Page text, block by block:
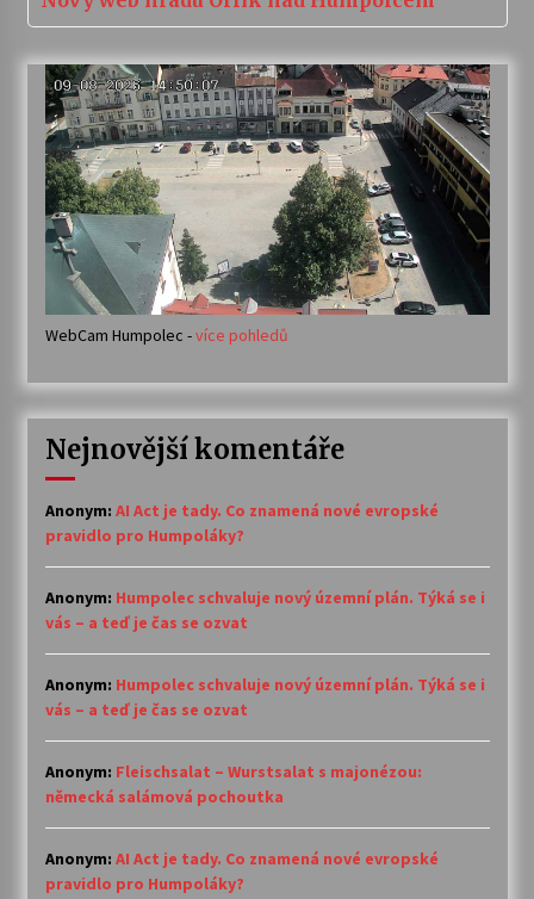
WebCam Humpolec -více pohledů
Nejnovější komentáře
Anonym: AI Act je tady. Co znamená nové evropské
pravidlo pro Humpoláky?
Anonym: Humpolec schvaluje nový územní plán. Týká se i
vás – a teď je čas se ozvat
Anonym: Humpolec schvaluje nový územní plán. Týká se i
vás – a teď je čas se ozvat
Anonym: Fleischsalat – Wurstsalat s majonézou:
německá salámová pochoutka
Anonym: AI Act je tady. Co znamená nové evropské
pravidlo pro Humpoláky?